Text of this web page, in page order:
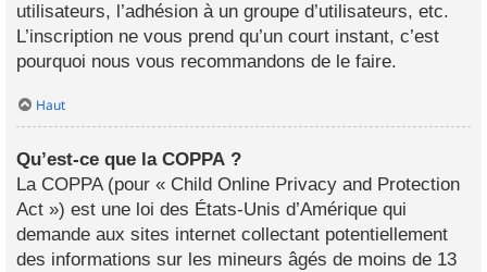
utilisateurs, l’adhésion à un groupe d’utilisateurs, etc.
L’inscription ne vous prend qu’un court instant, c’est
pourquoi nous vous recommandons de le faire.
Haut
Qu’est-ce que la COPPA ?
La COPPA (pour « Child Online Privacy and Protection
Act ») est une loi des États-Unis d’Amérique qui
demande aux sites internet collectant potentiellement
des informations sur les mineurs âgés de moins de 13